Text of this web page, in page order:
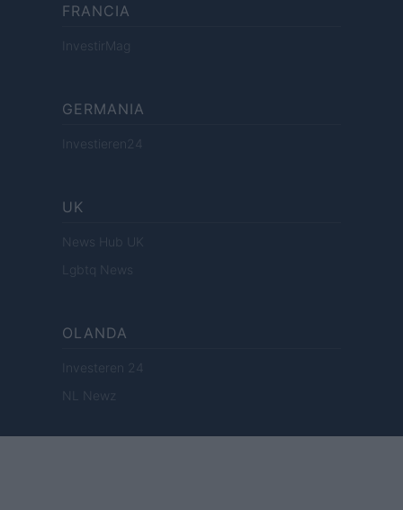
FRANCIA
InvestirMag
GERMANIA
Investieren24
UK
News Hub UK
Lgbtq News
OLANDA
Investeren 24
NL Newz